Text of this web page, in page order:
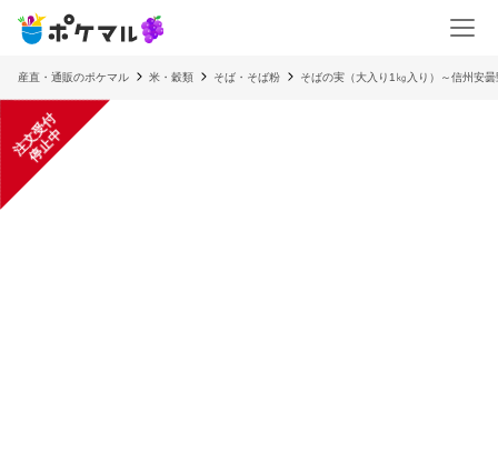
産直・通販のポケマル 米・穀類 そば・そば粉 そばの実（大入り1㎏入り）～信州安
注
文
受
付
停
止
中